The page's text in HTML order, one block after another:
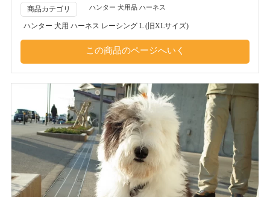
商品カテゴリ ハンター 犬用品 ハーネス
ハンター 犬用 ハーネス レーシング L (旧XLサイズ)